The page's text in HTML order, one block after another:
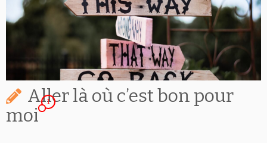
Aller là où c’est bon pour
moi
1